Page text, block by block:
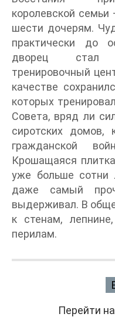
королевской
шести дочерям.
практически до
дворец стал
тренировочный
качестве
которых
Совета, вряд ли
сиротских домов,
гражданской
Крошащаяся
уже больше сотни
даже самый
выдерживал. В
к стенам,
перилам.
Перейти